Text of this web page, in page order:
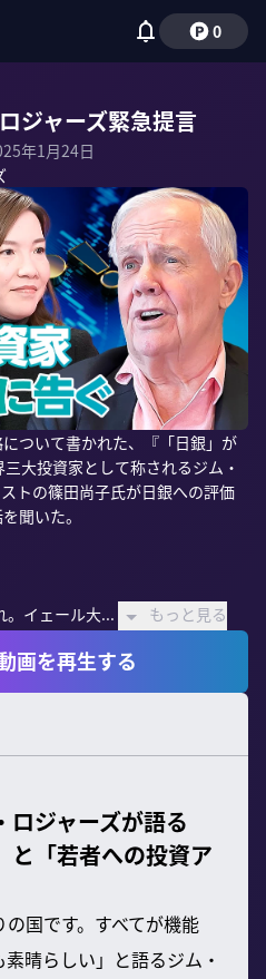
0
ジャーズ緊急提言
年1月24日
ついて書かれた、『「日銀」が
大投資家として称されるジム・
トの篠田尚子氏が日銀への評価
聞いた。
。イェール大...
もっと見る
画を再生する
ロジャーズが語る
と「若者への投資ア
の国です。すべてが機能
晴らしい」と語るジム・